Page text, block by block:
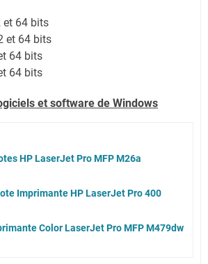
et 64 bits
et 64 bits
64 bits
64 bits
et software de Windows
HP LaserJet Pro MFP M26a
Imprimante HP LaserJet Pro 400
Color LaserJet Pro MFP M479dw